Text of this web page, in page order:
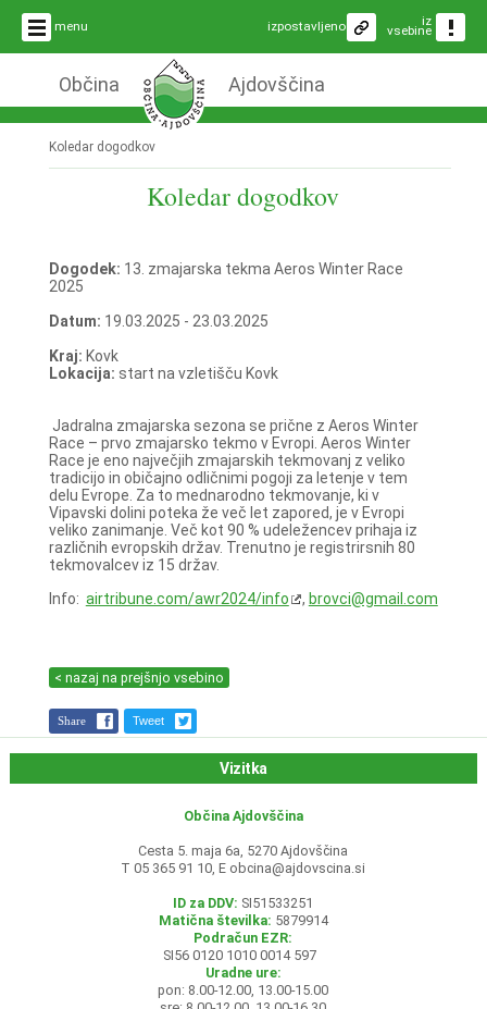
menu iz
vsebine
izpostavljeno
Občina Ajdovščina
Koledar dogodkov
Koledar dogodkov
Dogodek: 13. zmajarska tekma Aeros Winter Race
2025
Datum: 19.03.2025 - 23.03.2025
Kraj: Kovk
Lokacija: start na vzletišču Kovk
Jadralna zmajarska sezona se prične z Aeros Winter
Race – prvo zmajarsko tekmo v Evropi. Aeros Winter
Race je eno največjih zmajarskih tekmovanj z veliko
tradicijo in običajno odličnimi pogoji za letenje v tem
delu Evrope. Za to mednarodno tekmovanje, ki v
Vipavski dolini poteka že več let zapored, je v Evropi
veliko zanimanje. Več kot 90 % udeležencev prihaja iz
različnih evropskih držav. Trenutno je registrirsnih 80
tekmovalcev iz 15 držav.
Info: airtribune.com/awr2024/info , brovci@gmail.com
< nazaj na prejšnjo vsebino
Share Tweet
Vizitka
Občina Ajdovščina
Cesta 5. maja 6a, 5270 Ajdovščina
T 05 365 91 10, E obcina@ajdovscina.si
ID za DDV: SI51533251
Matična številka: 5879914
Podračun EZR:
SI56 0120 1010 0014 597
Uradne ure:
pon: 8.00-12.00, 13.00-15.00